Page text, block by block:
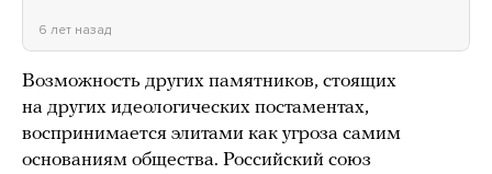
6 лет назад
Возможность других памятников, стоящих
на других идеологических постаментах,
воспринимается элитами как угроза самим
основаниям общества. Российский союз